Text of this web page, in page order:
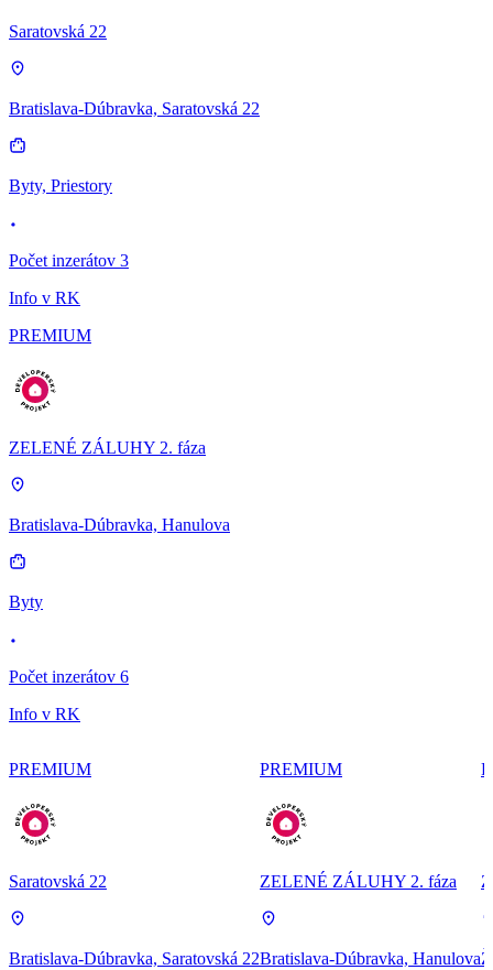
Saratovská 22
Bratislava-Dúbravka, Saratovská 22
Byty, Priestory
Počet inzerátov 3
Info v RK
PREMIUM
ZELENÉ ZÁLUHY 2. fáza
Bratislava-Dúbravka, Hanulova
Byty
Počet inzerátov 6
Info v RK
PREMIUM
Saratovská 22
Bratislava-Dúbravka, Saratovská 22
PREMIUM
ZELENÉ ZÁLUHY 2. fáza
Bratislava-Dúbravka, Hanulova